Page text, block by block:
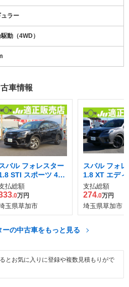
ュラー
動（4WD）
車情報
スバル フォレスター
STI スポーツ 4W
払総額
.0万円
玉県草加市
スバル フォ
1.8 XT エデ
4WD
支払総額
274.0万円
埼玉県草加市
ーの中古車をもっと見る
とお気に入りに登録や複数見積もりがで